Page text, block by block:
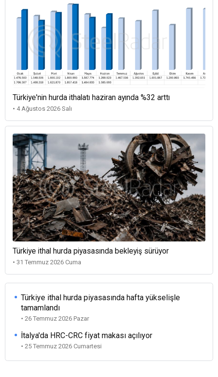
Türkiye'nin hurda ithalatı haziran ayında %32 arttı
• 4 Ağustos 2026 Salı
Türkiye ithal hurda piyasasında bekleyiş sürüyor
• 31 Temmuz 2026 Cuma
Türkiye ithal hurda piyasasında hafta yükselişle
tamamlandı
• 26 Temmuz 2026 Pazar
İtalya'da HRC-CRC fiyat makası açılıyor
• 25 Temmuz 2026 Cumartesi